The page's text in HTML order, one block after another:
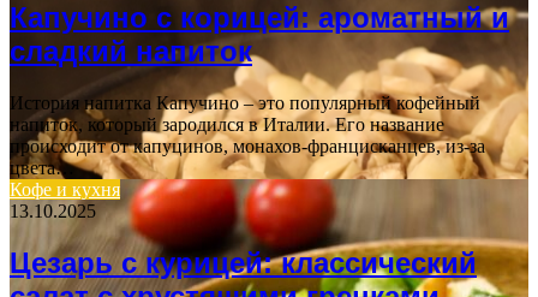
Капучино с корицей: ароматный и
сладкий напиток
История напитка Капучино – это популярный кофейный
напиток, который зародился в Италии. Его название
происходит от капуцинов, монахов-францисканцев, из-за
цвета…
Кофе и кухня
13.10.2025
Цезарь с курицей: классический